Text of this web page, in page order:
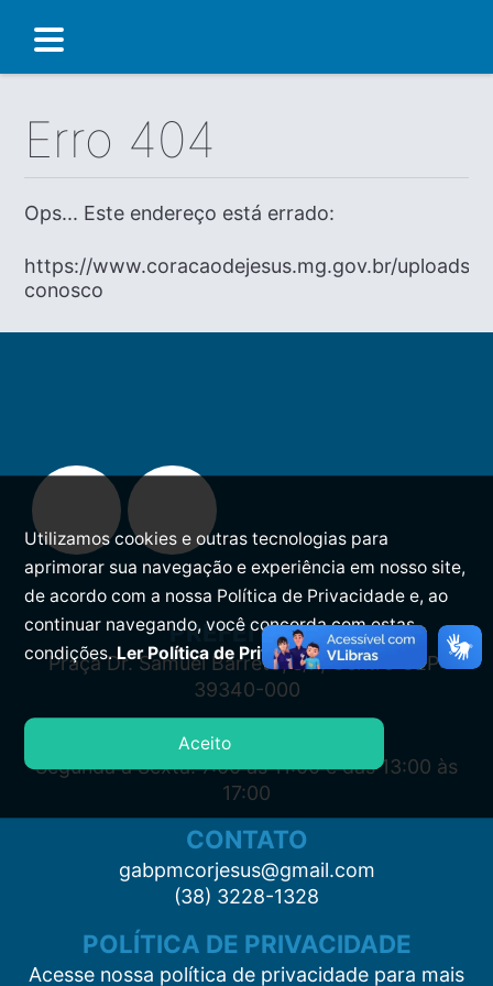
Erro 404
Ops... Este endereço está errado:
https://www.coracaodejesus.mg.gov.br/uploads/
conosco
PREFEITURA
Praça Dr. Samuel Barreto, s/n, Centro CEP:
39340-000
ATENDIMENTO
Segunda à Sexta: 7:00 às 11:00 e das 13:00 às
17:00
CONTATO
gabpmcorjesus@gmail.com
(38) 3228-1328
POLÍTICA DE PRIVACIDADE
Acesse nossa política de privacidade para mais
Utilizamos cookies e outras tecnologias para
aprimorar sua navegação e experiência em nosso site,
de acordo com a nossa Política de Privacidade e, ao
continuar navegando, você concorda com estas
condições.Ler Política de Privacidade.
Aceito